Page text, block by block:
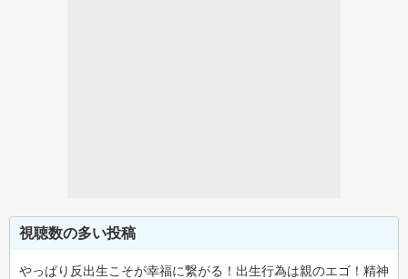
視聴数の多い投稿
やっぱり反出生こそが幸福に繋がる！出生行為は親のエゴ！精神